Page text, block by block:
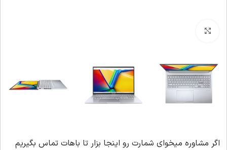
اگر‌ مشاوره میخوای شمارت رو اینجا بزار تا باهات تماس بگیریم